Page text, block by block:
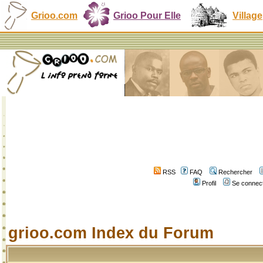
Grioo.com Grioo Pour Elle Village
RSS FAQ
Rechercher
Profil
Se
grioo.com Index du Forum